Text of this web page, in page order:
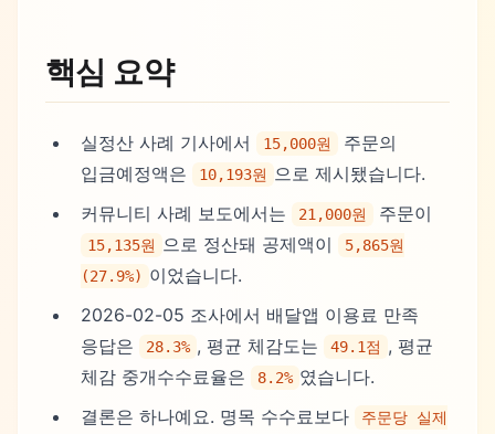
핵심 요약
실정산 사례 기사에서 15,000원
주문의
입금예정액은
10,193원 으로 제시됐습니다.
커뮤니티 사례 보도에서는
21,000원 주문이
15,135원 으로 정산돼 공제액이
5,865원
(27.9%) 이었습니다.
2026-02-05 조사에서 배달앱 이용료 만족
응답은
28.3% , 평균 체감도는 49.1점 , 평균
체감 중개수수료율은
8.2% 였습니다.
결론은 하나예요. 명목 수수료보다
주문당 실제